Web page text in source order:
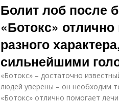
Болит лоб после
«Ботокс»
разного
сильнейшими
«Ботокс» – достаточно
людей уверены – он необходим
«Ботокс» отлично помогает